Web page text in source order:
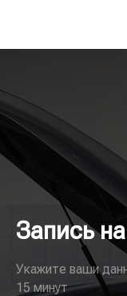
Запись
Укажите ваши
15 минут